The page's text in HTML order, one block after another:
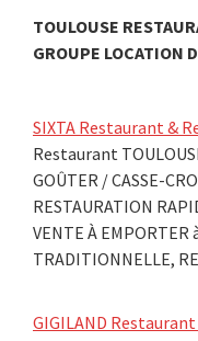
TOULOUSE
GROUPE LOCATION
SIXTA Restaurant &
Restaurant
GOÛTER / CASSE-
RESTAURATION
VENTE À EMPORTER
TRADITIONNELLE,
GIGILAND Restaurant